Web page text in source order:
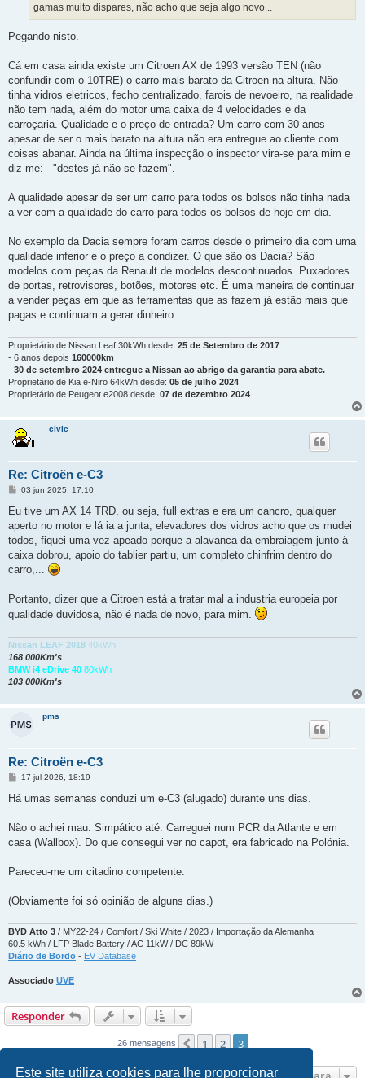
Este site utiliza cookies para lhe proporcionar
gamas muito dispares, não acho que seja algo novo...
Pegando nisto.
Cá em casa ainda existe um Citroen AX de 1993 versão TEN (não
confundir com o 10TRE) o carro mais barato da Citroen na altura. Não
tinha vidros eletricos, fecho centralizado, farois de nevoeiro, na realidade
não tem nada, além do motor uma caixa de 4 velocidades e da
carroçaria. Qualidade e o preço de entrada? Um carro com 30 anos
apesar de ser o mais barato na altura não era entregue ao cliente com
coisas abanar. Ainda na última inspecção o inspector vira-se para mim e
diz-me: - "destes já não se fazem".
A qualidade apesar de ser um carro para todos os bolsos não tinha nada
a ver com a qualidade do carro para todos os bolsos de hoje em dia.
No exemplo da Dacia sempre foram carros desde o primeiro dia com uma
qualidade inferior e o preço a condizer. O que são os Dacia? São
modelos com peças da Renault de modelos descontinuados. Puxadores
de portas, retrovisores, botões, motores etc. É uma maneira de continuar
a vender peças em que as ferramentas que as fazem já estão mais que
pagas e continuam a gerar dinheiro.
Proprietário de Nissan Leaf 30kWh desde: 25 de Setembro de 2017
- 6 anos depois 160000km
- 30 de setembro 2024 entregue a Nissan ao abrigo da garantia para abate.
Proprietário de Kia e-Niro 64kWh desde: 05 de julho 2024
Proprietário de Peugeot e2008 desde: 07 de dezembro 2024
civic
Re: Citroën e-C3
M
n
a
g
m
03 jun 2025, 17:10
Eu tive um AX 14 TRD, ou seja, full extras e era um cancro, qualquer
aperto no motor e lá ia a junta, elevadores dos vidros acho que os mudei
todos, fiquei uma vez apeado porque a alavanca da embraiagem junto à
caixa dobrou, apoio do tablier partiu, um completo chinfrim dentro do
carro,...
Portanto, dizer que a Citroen está a tratar mal a industria europeia por
qualidade duvidosa, não é nada de novo, para mim.
Nissan LEAF 2018 40kWh
168 000Km's
BMW i4 eDrive 40 80kWh
103 000Km's
pms
Re: Citroën e-C3
M
n
g
m
17 jul 2026, 18:19
Há umas semanas conduzi um e-C3 (alugado) durante uns dias.
Não o achei mau. Simpático até. Carreguei num PCR da Atlante e em
casa (Wallbox). Do que consegui ver no capot, era fabricado na Polónia.
Pareceu-me um citadino competente.
(Obviamente foi só opinião de alguns dias.)
BYD Atto 3 / MY22-24 / Comfort / Ski White / 2023 / Importação da Alemanha
60.5 kWh / LFP Blade Battery / AC 11kW / DC 89kW
Diário de Bordo - EV Database
Associado UVE
Responder
26 mensagens Anterior
1 2 3